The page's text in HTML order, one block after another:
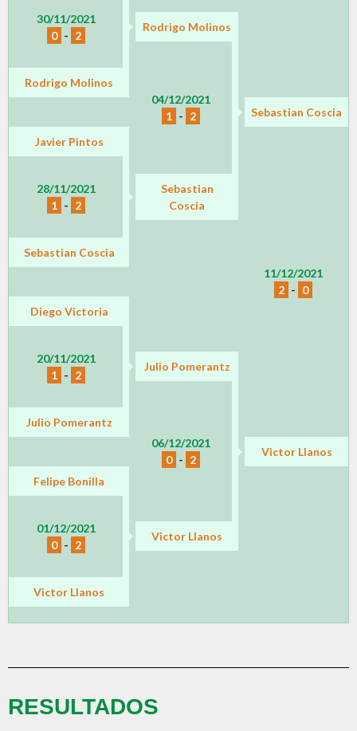
30/11/2021
0 - 2
Rodrigo Molinos
04/12/2021
1 - 2
Rodrigo Molinos
Sebastian Coscia
Javier Pintos
11/12/2021
2 - 0
28/11/2021
1 - 2
Sebastian
Coscia
Sebastian Coscia
Diego Victoria
20/11/2021
1 - 2
Julio Pomerantz
06/12/2021
0 - 2
Julio Pomerantz
Victor Llanos
Felipe Bonilla
01/12/2021
0 - 2
Victor Llanos
Victor Llanos
RESULTADOS